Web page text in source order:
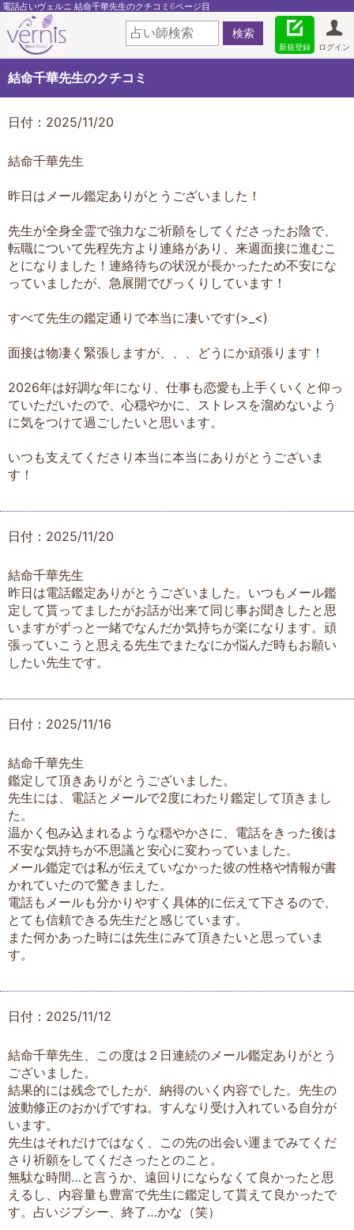
電話占いヴェルニ 結命千華先生のクチコミ6ページ目
ログイン
新規登録
結命千華先生のクチコミ
日付：2025/11/20
結命千華先生
昨日はメール鑑定ありがとうございました！
先生が全身全霊で強力なご祈願をしてくださったお陰で、
転職について先程先方より連絡があり、来週面接に進むこ
とになりました！連絡待ちの状況が長かったため不安にな
っていましたが、急展開でびっくりしています！
すべて先生の鑑定通りで本当に凄いです(>_<)
面接は物凄く緊張しますが、、、どうにか頑張ります！
2026年は好調な年になり、仕事も恋愛も上手くいくと仰っ
ていただいたので、心穏やかに、ストレスを溜めないよう
に気をつけて過ごしたいと思います。
いつも支えてくださり本当に本当にありがとうございま
す！
日付：2025/11/20
結命千華先生
昨日は電話鑑定ありがとうございました。いつもメール鑑
定して貰ってましたがお話が出来て同じ事お聞きしたと思
いますがずっと一緒でなんだか気持ちが楽になります。頑
張っていこうと思える先生でまたなにか悩んだ時もお願い
したい先生です。
日付：2025/11/16
結命千華先生
鑑定して頂きありがとうございました。
先生には、電話とメールで2度にわたり鑑定して頂きまし
た。
温かく包み込まれるような穏やかさに、電話をきった後は
不安な気持ちが不思議と安心に変わっていました。
メール鑑定では私が伝えていなかった彼の性格や情報が書
かれていたので驚きました。
電話もメールも分かりやすく具体的に伝えて下さるので、
とても信頼できる先生だと感じています。
また何かあった時には先生にみて頂きたいと思っていま
す。
日付：2025/11/12
結命千華先生、この度は２日連続のメール鑑定ありがとう
ございました。
結果的には残念でしたが、納得のいく内容でした。先生の
波動修正のおかげですね。すんなり受け入れている自分が
います。
先生はそれだけではなく、この先の出会い運までみてくだ
さり祈願をしてくださったとのこと。
無駄な時間…と言うか、遠回りにならなくて良かったと思
えるし、内容量も豊富で先生に鑑定して貰えて良かったで
す。占いジプシー、終了…かな（笑）